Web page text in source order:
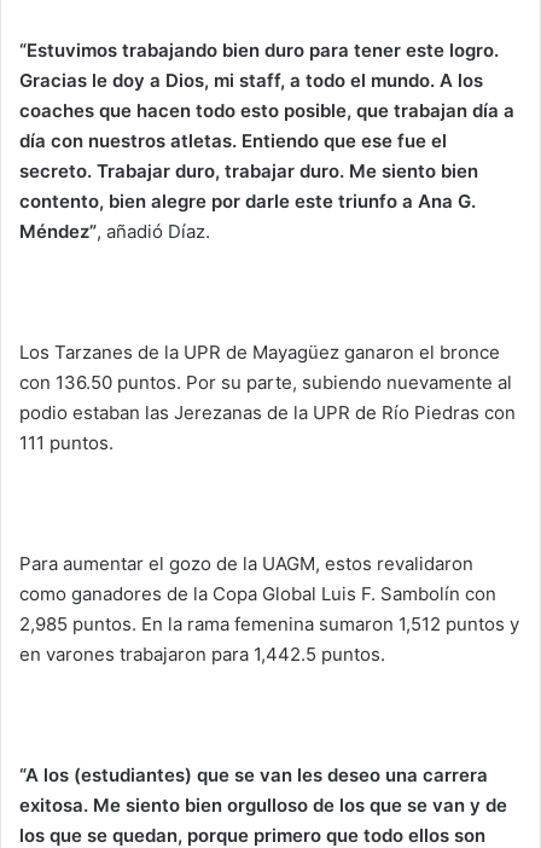
“Estuvimos trabajando bien duro para tener este logro.
Gracias le doy a Dios, mi staff, a todo el mundo. A los
coaches que hacen todo esto posible, que trabajan día a
día con nuestros atletas. Entiendo que ese fue el
secreto. Trabajar duro, trabajar duro. Me siento bien
contento, bien alegre por darle este triunfo a Ana G.
Méndez”, añadió Díaz.
Los Tarzanes de la UPR de Mayagüez ganaron el bronce
con 136.50 puntos. Por su parte, subiendo nuevamente al
podio estaban las Jerezanas de la UPR de Río Piedras con
111 puntos.
Para aumentar el gozo de la UAGM, estos revalidaron
como ganadores de la Copa Global Luis F. Sambolín con
2,985 puntos. En la rama femenina sumaron 1,512 puntos y
en varones trabajaron para 1,442.5 puntos.
“A los (estudiantes) que se van les deseo una carrera
exitosa. Me siento bien orgulloso de los que se van y de
los que se quedan, porque primero que todo ellos son